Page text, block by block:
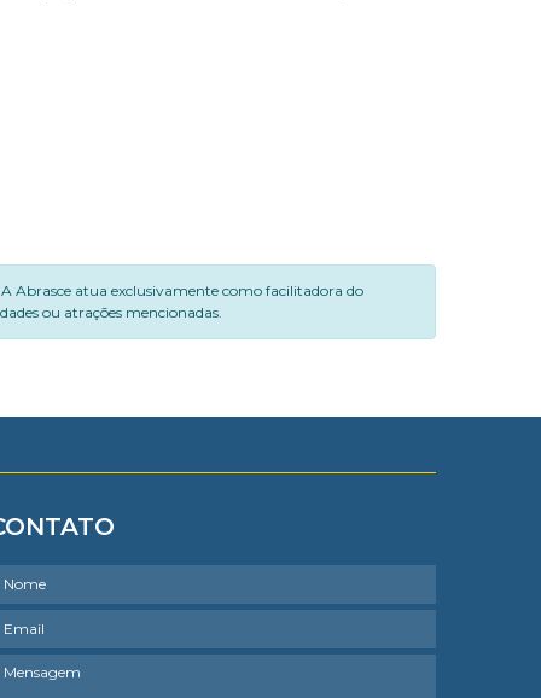
Abrasce atua exclusivamente como facilitadora do
ou atrações mencionadas.